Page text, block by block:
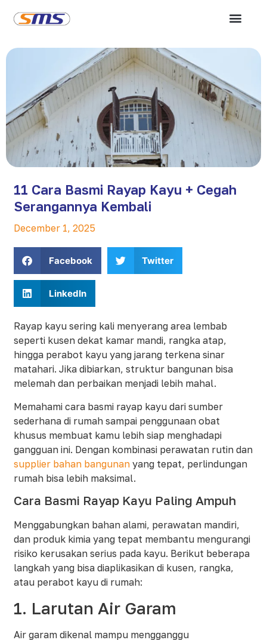
11 Cara Basmi Rayap Kayu + Cegah
Serangannya Kembali
December 1, 2025
Facebook Twitter
LinkedIn
Rayap kayu sering kali menyerang area lembab
seperti kusen dekat kamar mandi, rangka atap,
hingga perabot kayu yang jarang terkena sinar
matahari. Jika dibiarkan, struktur bangunan bisa
melemah dan perbaikan menjadi lebih mahal.
Memahami cara basmi rayap kayu dari sumber
sederhana di rumah sampai penggunaan obat
khusus membuat kamu lebih siap menghadapi
gangguan ini. Dengan kombinasi perawatan rutin dan
supplier bahan bangunan yang tepat, perlindungan
rumah bisa lebih maksimal.​
Cara Basmi Rayap Kayu Paling Ampuh
Menggabungkan bahan alami, perawatan mandiri,
dan produk kimia yang tepat membantu mengurangi
risiko kerusakan serius pada kayu. Berikut beberapa
langkah yang bisa diaplikasikan di kusen, rangka,
atau perabot kayu di rumah:
1. Larutan Air Garam
Air garam dikenal mampu mengganggu